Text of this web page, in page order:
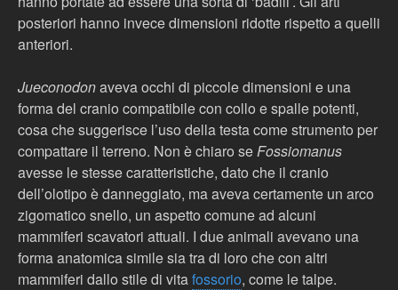
posteriori hanno invece dimensioni ridotte rispetto a quelli
anteriori.
Jueconodonaveva occhi di piccole dimensioni e una
forma del cranio compatibile con collo e spalle potenti,
cosa che suggerisce l’uso della testa come strumento per
compattare il terreno. Non è chiaro seFossiomanus
avesse le stesse caratteristiche, dato che il cranio
dell’olotipo è danneggiato, ma aveva certamente un arco
zigomatico snello, un aspetto comune ad alcuni
mammiferi scavatori attuali. I due animali avevano una
forma anatomica simile sia tra di loro che con altri
mammiferi dallo stile di vitafossorio, come le talpe.